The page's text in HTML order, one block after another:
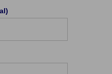
Herstellerschlüssel-
Typ-Schlüsselnummer